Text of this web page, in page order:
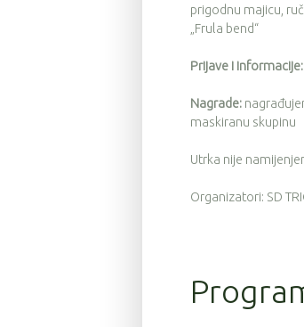
prigodnu majicu,
„Frula bend“
Prijave i informacije:
Nagrade:
maskiranu skupinu
Utrka nije
Organizatori: SD